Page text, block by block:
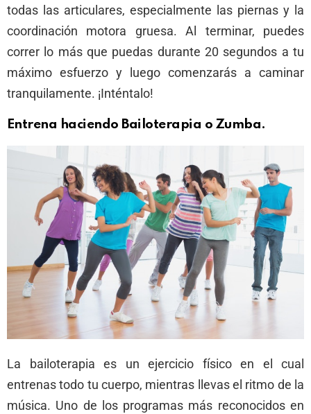
todas las articulares, especialmente las piernas y la
coordinación motora gruesa. Al terminar, puedes
correr lo más que puedas durante 20 segundos a tu
máximo esfuerzo y luego comenzarás a caminar
tranquilamente. ¡Inténtalo!
Entrena haciendo Bailoterapia o Zumba.
La bailoterapia es un ejercicio físico en el cual
entrenas todo tu cuerpo, mientras llevas el ritmo de la
música. Uno de los programas más reconocidos en